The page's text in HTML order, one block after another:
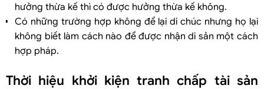
hưởng thừa kế thì có được hưởng thừa kế không.
Có những trường hợp không để lại di chúc nhưng họ lại
không biết làm cách nào để được nhận di sản một cách
hợp pháp.
Thời hiệu khởi kiện tranh chấp tài sản